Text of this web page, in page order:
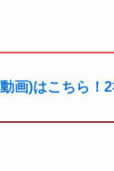
画)はこちら！